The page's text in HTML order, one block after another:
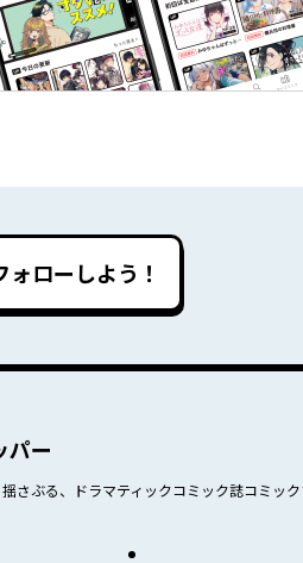
ォローしよう！
パー
さぶる、ドラマティックコミック誌コミッ